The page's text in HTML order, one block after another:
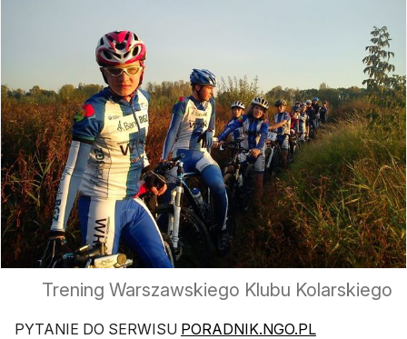
Trening Warszawskiego Klubu Kolarskiego
PYTANIE DO SERWISU PORADNIK.NGO.PL